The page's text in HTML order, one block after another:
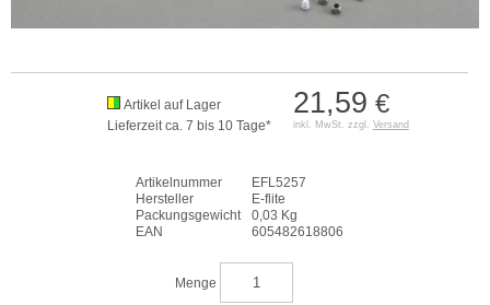
21,59 €
inkl. MwSt. zzgl. Versand
Artikel auf Lager
Lieferzeit ca. 7 bis 10 Tage*
Artikelnummer
EFL5257
Hersteller
E-flite
Packungsgewicht
0,03 Kg
EAN
605482618806
Menge